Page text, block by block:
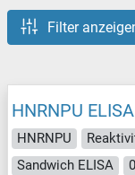
Filter
HNRNPU
HNRNPU
Sandwich ELISA